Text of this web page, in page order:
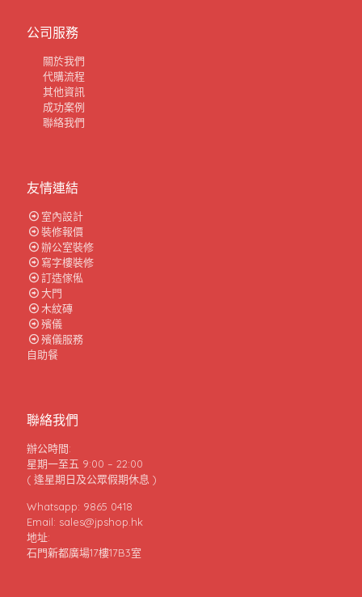
公司服務
關於我們
代購流程
其他資訊
成功案例
聯絡我們
友情連結
室內設計
裝修報價
辦公室裝修
寫字樓裝修
訂造傢俬
大門
木紋磚
殯儀
殯儀服務
自助餐
聯絡我們
辦公時間:
星期一至五 9:00 – 22:00
( 逢星期日及公眾假期休息 )
Whatsapp: 9865 0418
Email: sales@jpshop.hk
地址:
石門新都廣場17樓17B3室